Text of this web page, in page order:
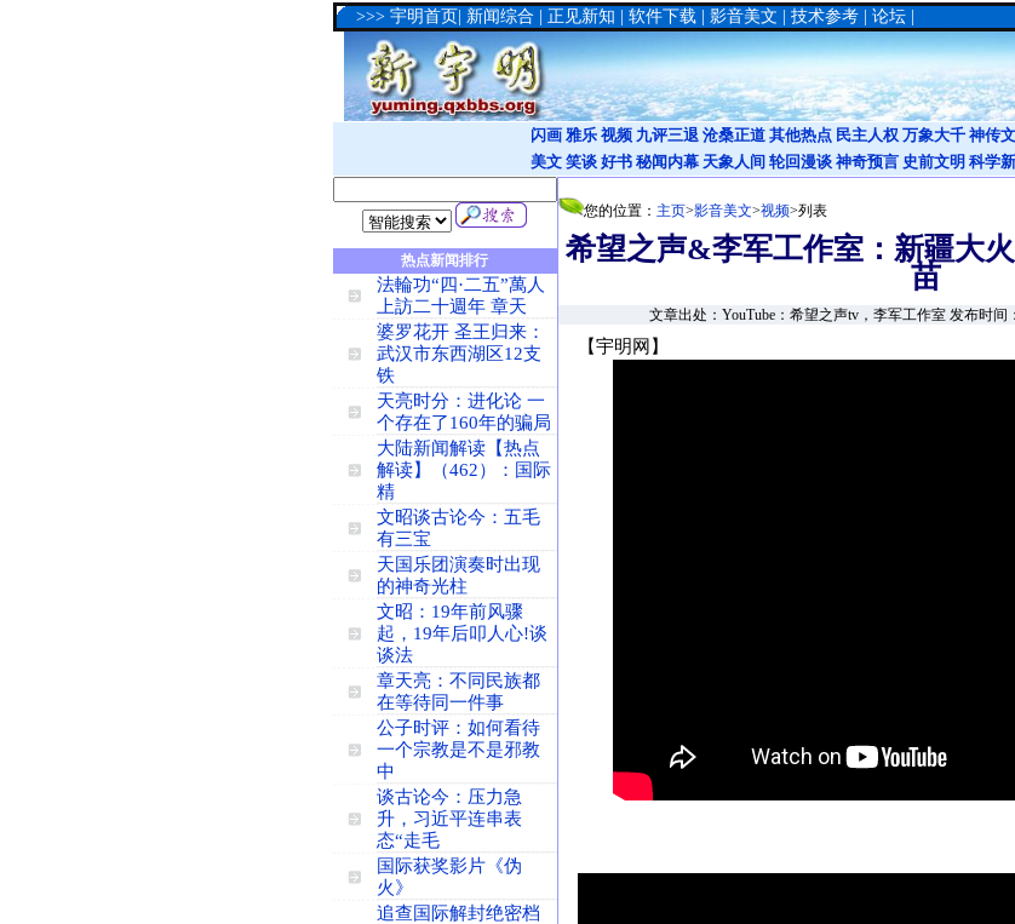
>>> 宇明首页 新闻综合 正见新知 软件下载| 影音美文 技术参考| 论坛|
闪画 雅乐 视频 九评三退 沧桑正道 其他热点 民主人权 万象大千 神传
美文 笑谈 好书 秘闻内幕 天象人间 轮回漫谈 神奇预言 史前文明 科学
热点新闻排行
法輪功“四·二五”萬人
上訪二十週年 章天
婆罗花开 圣王归来：
武汉市东西湖区12支
铁
天亮时分：进化论 一
个存在了160年的骗局
大陆新闻解读【热点
解读】（462）：国际
精
文昭谈古论今：五毛
有三宝
天国乐团演奏时出现
的神奇光柱
文昭：19年前风骤
起，19年后叩人心!谈
谈法
章天亮：不同民族都
在等待同一件事
公子时评：如何看待
一个宗教是不是邪教
中
谈古论今：压力急
升，习近平连串表
态“走毛
国际获奖影片《伪
火》
追查国际解封绝密档
您的位置： 主页>影音美文>视频>列表
希望之声&李军工作室：新疆大
苗
文章出处：YouTube：希望之声tv，李军工作室 发布时间
【宇明网】